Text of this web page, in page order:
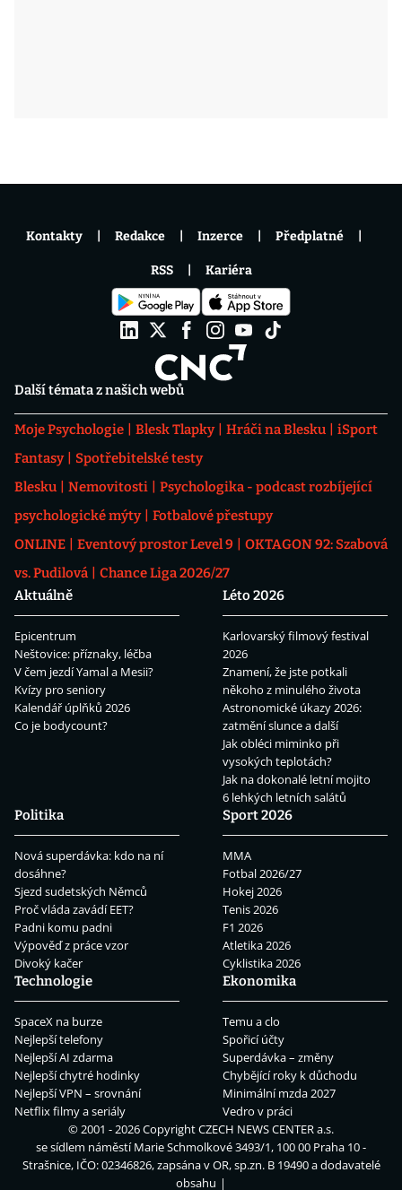
Další témata z našich webů
Moje Psychologie Blesk Tlapky Hráči na Blesku
iSport
Fantasy
Spotřebitelské testy
Blesku
Nemovitosti
Psychologika - podcast rozbíjející
psychologické mýty
Fotbalové přestupy
ONLINE
Eventový prostor Level 9
OKTAGON 92: Szabová
vs. Pudilová
Chance Liga 2026/27
Aktuálně
Epicentrum
Neštovice: příznaky, léčba
V čem jezdí Yamal a Mesii?
Kvízy pro seniory
Kalendář úplňků 2026
Co je bodycount?
Léto 2026
Karlovarský filmový festival
2026
Znamení, že jste potkali
někoho z minulého života
Astronomické úkazy 2026:
zatmění slunce a další
Jak obléci miminko při
vysokých teplotách?
Jak na dokonalé letní mojito
6 lehkých letních salátů
Politika
Nová superdávka: kdo na ní
dosáhne?
Sjezd sudetských Němců
Proč vláda zavádí EET?
Padni komu padni
Výpověď z práce vzor
Divoký kačer
Sport 2026
MMA
Fotbal 2026/27
Hokej 2026
Tenis 2026
F1 2026
Atletika 2026
Cyklistika 2026
Technologie
SpaceX na burze
Nejlepší telefony
Nejlepší AI zdarma
Nejlepší chytré hodinky
Nejlepší VPN – srovnání
Netflix filmy a seriály
Ekonomika
Temu a clo
Spořicí účty
Superdávka – změny
Chybějící roky k důchodu
Minimální mzda 2027
Vedro v práci
Kontakty Redakce Inzerce Předplatné
RSS Kariéra
© 2001 - 2026 CopyrightCZECH NEWS CENTER a.s.
se sídlem náměstí Marie Schmolkové 3493/1, 100 00 Praha 10 -
Strašnice, IČO: 02346826, zapsána v OR, sp.zn. B 19490 a dodavatelé
obsahu